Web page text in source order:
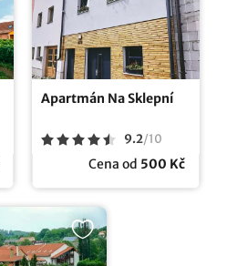
Apartmán Na Sklepní
9.2/10
Cena od 500 Kč